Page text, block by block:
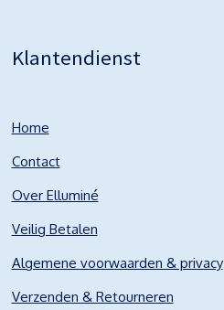
Klantendienst
Home
Contact
Over Elluminé
Veilig Betalen
Algemene voorwaarden & privacy
Verzenden & Retourneren